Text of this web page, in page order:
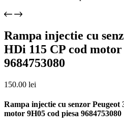
Rampa injectie cu
HDi 115 CP cod motor
9684753080
150.00 lei
Rampa injectie cu senzor Peugeot
motor 9H05 cod piesa 9684753080